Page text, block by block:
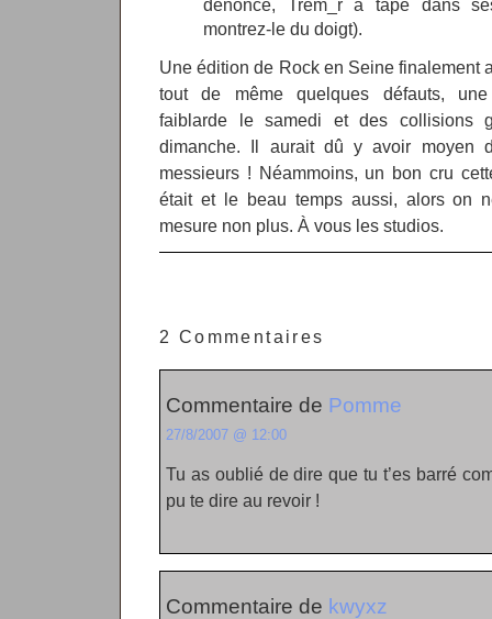
dénonce, Trem_r a tapé dans
montrez-le du doigt).
Une édition de Rock en Seine finalement
tout de même quelques défauts, une
faiblarde le samedi et des collisions
dimanche. Il aurait dû y avoir moyen
messieurs ! Néammoins, un bon cru
était et le beau temps aussi, alors on
mesure non plus. À vous les studios.
2 Commentaires
Commentaire de Pomme
27/8/2007 @ 12:00
Tu as oublié de dire que tu t’es barré
pu te dire au revoir !
Commentaire de kwyxz